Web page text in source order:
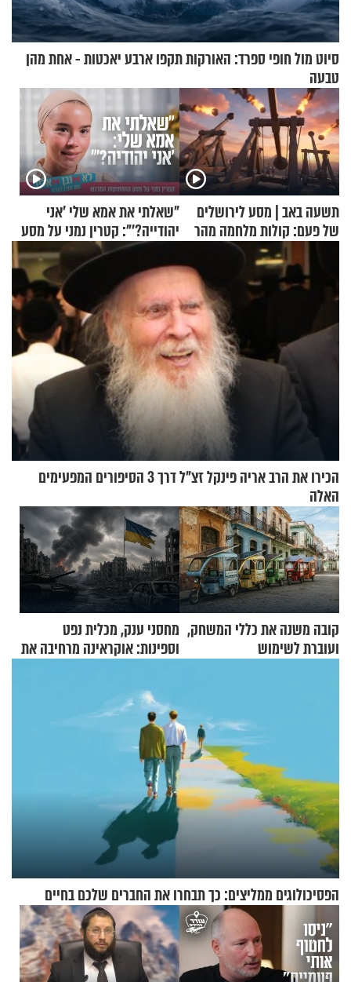
סיוט מול חופי ספרד: האורקות תקפו ארבע יאכטות - אחת מהן
טבעה
תשעה באב | מסע לירושלים
של פעם: קולות מלחמה מהר
"שאלתי את אמא שלי 'אני
יהודייה?'": קטרין נמני על מסע
ההתחזקות המרגש
הכירו את הרב אריה פינקל זצ"ל דרך 3 הסיפורים המפעימים
האלה
קובה משנה את כללי המשחק,
ועוברת לשימוש
מחסני ענק, מכלית נפט
וספינות: אוקראינה מרחיבה את
הפסיכולוגים ממליצים: כך תבחרו את החברים שלכם בחיים